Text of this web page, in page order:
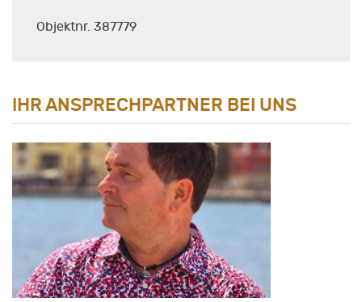
Objektnr. 387779
IHR ANSPRECHPARTNER BEI UNS